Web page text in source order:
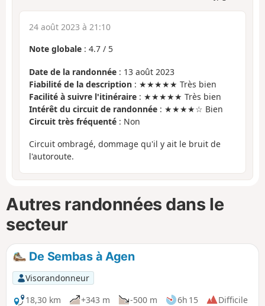
24 août 2023 à 21:10
Note globale : 4.7 / 5
Date de la randonnée : 13 août 2023
Fiabilité de la description : ★★★★★ Très bien
Facilité à suivre l'itinéraire : ★★★★★ Très bien
Intérêt du circuit de randonnée : ★★★★☆ Bien
Circuit très fréquenté : Non
Circuit ombragé, dommage qu'il y ait le bruit de
l'autoroute.
Autres randonnées dans le
secteur
De Sembas à Agen
Visorandonneur
18,30 km
+343 m -500 m 6h 15
Difficile